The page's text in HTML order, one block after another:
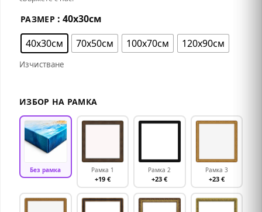
РАЗМЕР : 40х30см
40х30см
70х50см 100х70см 120х90см
Изчистване
ИЗБОР НА РАМКА
Без рамка Рамка 1
+19 €
Рамка 2
+23 €
Рамка 3
+23 €